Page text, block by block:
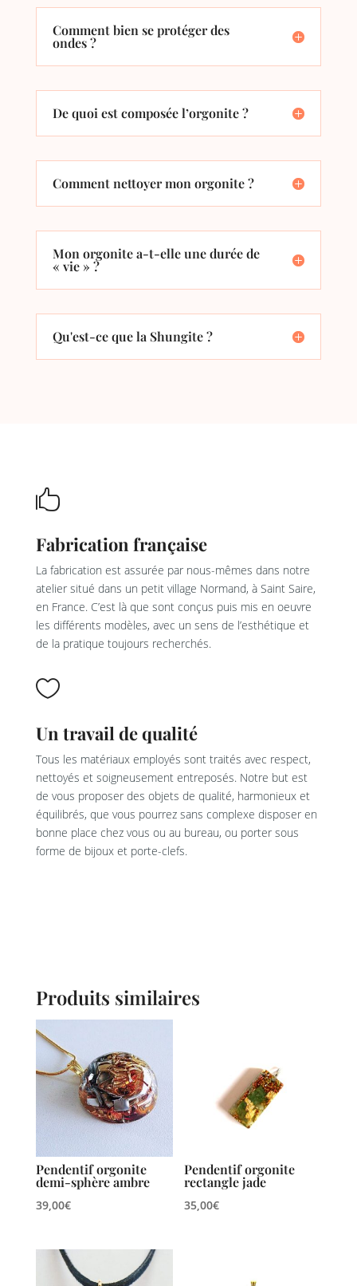
Comment bien se protéger des
ondes ?
De quoi est composée l’orgonite ?
Comment nettoyer mon orgonite ?
Mon orgonite a-t-elle une durée de
« vie » ?
Qu'est-ce que la Shungite ?

Fabrication française
La fabrication est assurée par nous-mêmes dans notre
atelier situé dans un petit village Normand, à Saint Saire,
en France. C’est là que sont conçus puis mis en oeuvre
les différents modèles, avec un sens de l’esthétique et
de la pratique toujours recherchés.

Un travail de qualité
Tous les matériaux employés sont traités avec respect,
nettoyés et soigneusement entreposés. Notre but est
de vous proposer des objets de qualité, harmonieux et
équilibrés, que vous pourrez sans complexe disposer en
bonne place chez vous ou au bureau, ou porter sous
forme de bijoux et porte-clefs.
Produits similaires
Pendentif orgonite
demi-sphère ambre
39,00€
Pendentif orgonite
rectangle jade
35,00€